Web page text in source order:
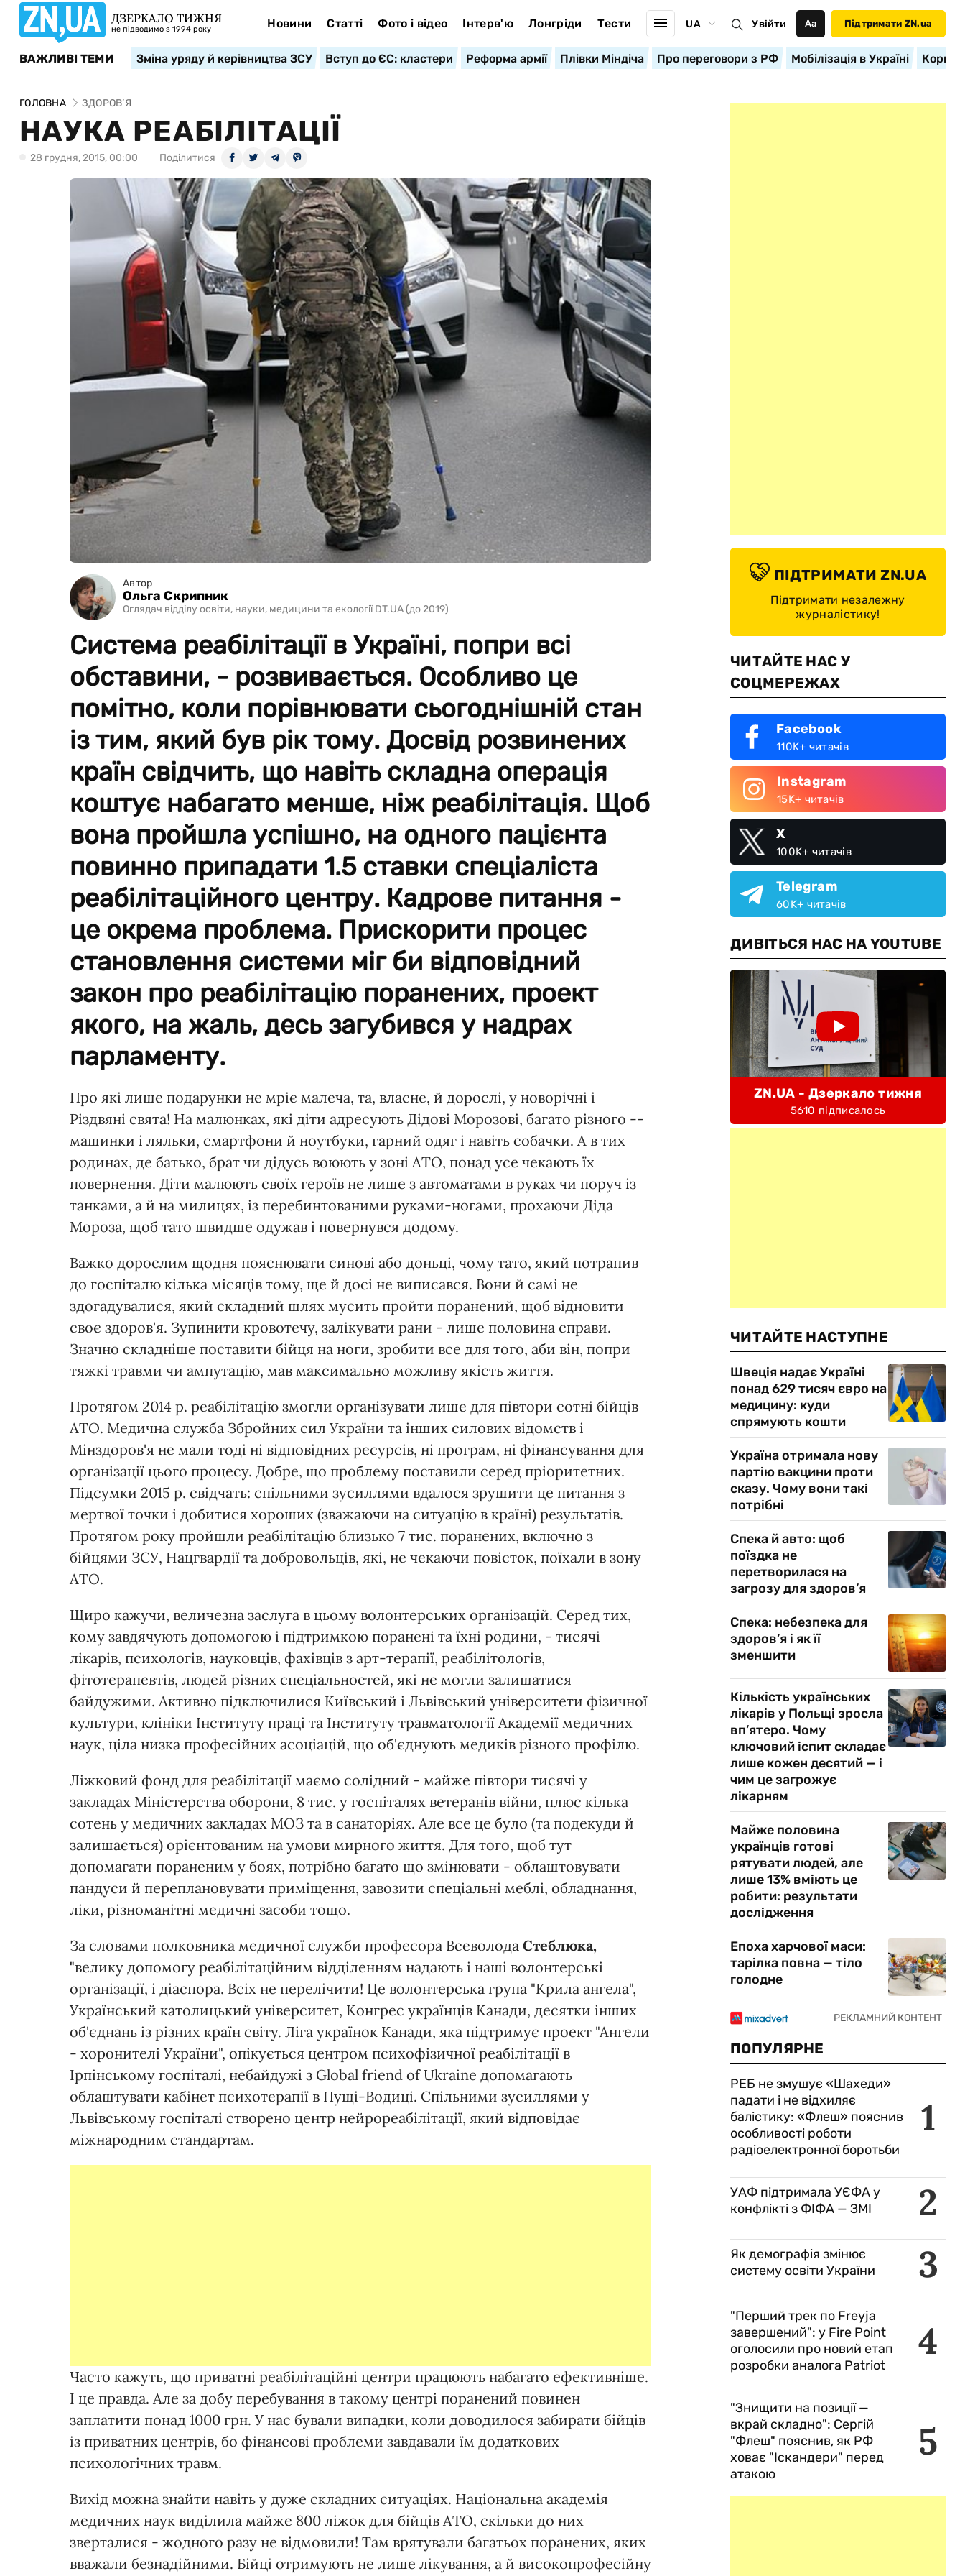
ДЗЕРКАЛО ТИЖНЯ
не підводимо з 1994 року Новини Статті Фото і відео Інтерв'ю Лонгріди Тести UA Увійти Аа Підтримати ZN.ua
ВАЖЛИВІ ТЕМИ Зміна уряду й керівництва ЗСУ Вступ до ЄС: кластери Реформа армії Плівки Міндіча Про переговори з РФ Мобілізація в Україні
ГОЛОВНА ЗДОРОВ’Я
НАУКА РЕАБІЛІТАЦІЇ
28 грудня, 2015, 00:00 Поділитися
Автор
Ольга Скрипник
Оглядач відділу освіти, науки, медицини та екології DT.UA (до 2019)
Система реабілітації в Україні, попри всі
обставини, - розвивається. Особливо це
помітно, коли порівнювати сьогоднішній стан
із тим, який був рік тому. Досвід розвинених
країн свідчить, що навіть складна операція
коштує набагато менше, ніж реабілітація. Щоб
вона пройшла успішно, на одного пацієнта
повинно припадати 1.5 ставки спеціаліста
реабілітаційного центру. Кадрове питання -
це окрема проблема. Прискорити процес
становлення системи міг би відповідний
закон про реабілітацію поранених, проект
якого, на жаль, десь загубився у надрах
парламенту.
Про які лише подарунки не мріє малеча, та, власне, й дорослі, у новорічні і
Різдвяні свята! На малюнках, які діти адресують Дідові Морозові, багато різного --
машинки і ляльки, смартфони й ноутбуки, гарний одяг і навіть собачки. А в тих
родинах, де батько, брат чи дідусь воюють у зоні АТО, понад усе чекають їх
повернення. Діти малюють своїх героїв не лише з автоматами в руках чи поруч із
танками, а й на милицях, із перебинтованими руками-ногами, прохаючи Діда
Мороза, щоб тато швидше одужав і повернувся додому.
Важко дорослим щодня пояснювати синові або доньці, чому тато, який потрапив
до госпіталю кілька місяців тому, ще й досі не виписався. Вони й самі не
здогадувалися, який складний шлях мусить пройти поранений, щоб відновити
своє здоров'я. Зупинити кровотечу, залікувати рани - лише половина справи.
Значно складніше поставити бійця на ноги, зробити все для того, аби він, попри
тяжкі травми чи ампутацію, мав максимально можливу якість життя.
Протягом 2014 р. реабілітацію змогли організувати лише для півтори сотні бійців
АТО. Медична служба Збройних сил України та інших силових відомств і
Мінздоров'я не мали тоді ні відповідних ресурсів, ні програм, ні фінансування для
організації цього процесу. Добре, що проблему поставили серед пріоритетних.
Підсумки 2015 р. свідчать: спільними зусиллями вдалося зрушити це питання з
мертвої точки і добитися хороших (зважаючи на ситуацію в країні) результатів.
Протягом року пройшли реабілітацію близько 7 тис. поранених, включно з
бійцями ЗСУ, Нацгвардії та добровольців, які, не чекаючи повісток, поїхали в зону
АТО.
Щиро кажучи, величезна заслуга в цьому волонтерських організацій. Серед тих,
кому завдячують допомогою і підтримкою поранені та їхні родини, - тисячі
лікарів, психологів, науковців, фахівців з арт-терапії, реабілітологів,
фітотерапевтів, людей різних спеціальностей, які не могли залишатися
байдужими. Активно підключилися Київський і Львівський університети фізичної
культури, клініки Інституту праці та Інституту травматології Академії медичних
наук, ціла низка професійних асоціацій, що об'єднують медиків різного профілю.
Ліжковий фонд для реабілітації маємо солідний - майже півтори тисячі у
закладах Міністерства оборони, 8 тис. у госпіталях ветеранів війни, плюс кілька
сотень у медичних закладах МОЗ та в санаторіях. Але все це було (та подекуди й
залишається) орієнтованим на умови мирного життя. Для того, щоб тут
допомагати пораненим у боях, потрібно багато що змінювати - облаштовувати
пандуси й переплановувати приміщення, завозити спеціальні меблі, обладнання,
ліки, різноманітні медичні засоби тощо.
За словами полковника медичної служби професора Всеволода Стеблюка,
"велику допомогу реабілітаційним відділенням надають і наші волонтерські
організації, і діаспора. Всіх не перелічити! Це волонтерська група "Крила ангела",
Український католицький університет, Конгрес українців Канади, десятки інших
об'єднань із різних країн світу. Ліга українок Канади, яка підтримує проект "Ангели
- хоронителі України", опікується центром психофізичної реабілітації в
Ірпінському госпіталі, небайдужі з Global friend of Ukraine допомагають
облаштувати кабінет психотерапії в Пущі-Водиці. Спільними зусиллями у
Львівському госпіталі створено центр нейрореабілітації, який відповідає
міжнародним стандартам.
Часто кажуть, що приватні реабілітаційні центри працюють набагато ефективніше.
І це правда. Але за добу перебування в такому центрі поранений повинен
заплатити понад 1000 грн. У нас бували випадки, коли доводилося забирати бійців
із приватних центрів, бо фінансові проблеми завдавали їм додаткових
психологічних травм.
Вихід можна знайти навіть у дуже складних ситуаціях. Національна академія
медичних наук виділила майже 800 ліжок для бійців АТО, скільки до них
зверталися - жодного разу не відмовили! Там врятували багатьох поранених, яких
вважали безнадійними. Бійці отримують не лише лікування, а й високопрофесійну
ПІДТРИМАТИ ZN.UA
Підтримати незалежну
журналістику!
ЧИТАЙТЕ НАС У
СОЦМЕРЕЖАХ
Facebook
110K+ читачів
Instagram
15K+ читачів
X
100K+ читачів
Telegram
60K+ читачів
ДИВІТЬСЯ НАС НА YOUTUBE
ZN.UA - Дзеркало тижня
5610 підписалось
ЧИТАЙТЕ НАСТУПНЕ
Швеція надає Україні
понад 629 тисяч євро на
медицину: куди
спрямують кошти
Україна отримала нову
партію вакцини проти
сказу. Чому вони такі
потрібні
Спека й авто: щоб
поїздка не
перетворилася на
загрозу для здоров’я
Спека: небезпека для
здоров’я і як її
зменшити
Кількість українських
лікарів у Польщі зросла
вп’ятеро. Чому
ключовий іспит складає
лише кожен десятий — і
чим це загрожує
лікарням
Майже половина
українців готові
рятувати людей, але
лише 13% вміють це
робити: результати
дослідження
Епоха харчової маси:
тарілка повна — тіло
голодне
ПОПУЛЯРНЕ
1
РЕБ не змушує «Шахеди»
падати і не відхиляє
балістику: «Флеш» пояснив
особливості роботи
радіоелектронної боротьби
2
УАФ підтримала УЄФА у
конфлікті з ФІФА — ЗМІ
3
Як демографія змінює
систему освіти України
4
"Перший трек по Freyja
завершений": у Fire Point
оголосили про новий етап
розробки аналога Patriot
5
"Знищити на позиції —
вкрай складно": Сергій
"Флеш" пояснив, як РФ
ховає "Іскандери" перед
атакою